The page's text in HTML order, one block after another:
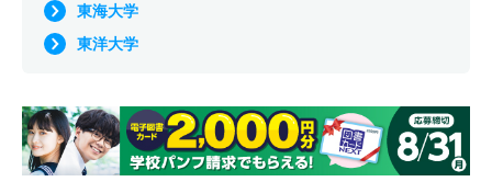
東海大学
東洋大学